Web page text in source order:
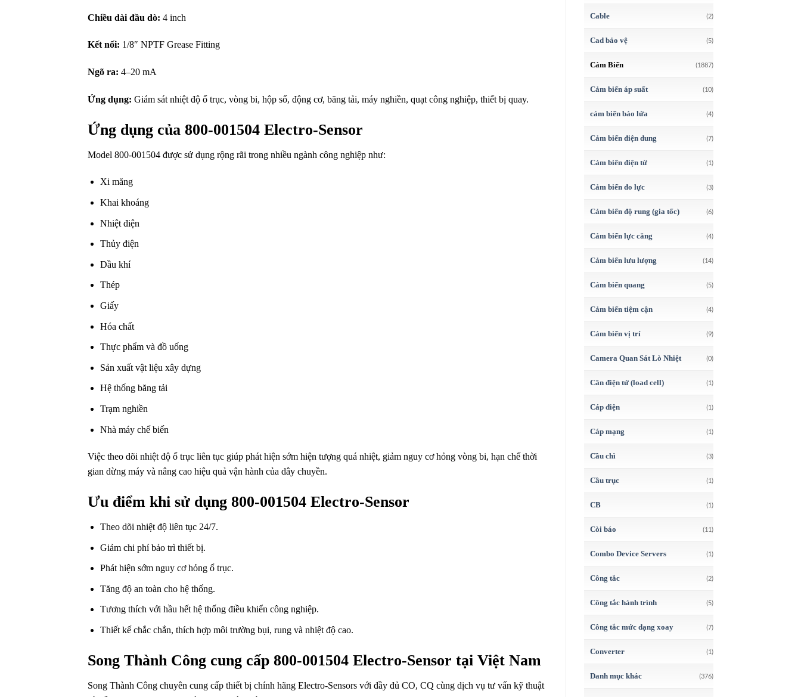
Cable (2)
Cad bảo vệ (5)
Cảm Biến (1887)
Cảm biến áp suất (10)
cảm biến báo lửa (4)
Cảm biến điện dung (7)
Cảm biến điện từ (1)
Cảm biến đo lực (3)
Cảm biến độ rung (gia tốc) (6)
Cảm biến lực căng (4)
Cảm biến lưu lượng (14)
Cảm biến quang (5)
Cảm biến tiệm cận (4)
Cảm biến vị trí (9)
Camera Quan Sát Lò Nhiệt (0)
Cân điện tử (load cell) (1)
Cáp điện (1)
Cáp mạng (1)
Cầu chì (3)
Cầu trục (1)
CB (1)
Còi báo (11)
Combo Device Servers (1)
Công tắc (2)
Công tắc hành trình (5)
Công tắc mức dạng xoay (7)
Converter (1)
Danh mục khác (376)
Chiều dài đầu dò: 4 inch
Kết nối: 1/8″ NPTF Grease Fitting
Ngõ ra: 4–20 mA
Ứng dụng: Giám sát nhiệt độ ổ trục, vòng bi, hộp số, động cơ, băng tải, máy nghiền, quạt công nghiệp, thiết bị quay.
Ứng dụng của 800-001504 Electro-Sensor
Model 800-001504 được sử dụng rộng rãi trong nhiều ngành công nghiệp như:
Xi măng
Khai khoáng
Nhiệt điện
Thủy điện
Dầu khí
Thép
Giấy
Hóa chất
Thực phẩm và đồ uống
Sản xuất vật liệu xây dựng
Hệ thống băng tải
Trạm nghiền
Nhà máy chế biến
Việc theo dõi nhiệt độ ổ trục liên tục giúp phát hiện sớm hiện tượng quá nhiệt, giảm nguy cơ hỏng vòng bi, hạn chế thời
gian dừng máy và nâng cao hiệu quả vận hành của dây chuyền.
Ưu điểm khi sử dụng 800-001504 Electro-Sensor
Theo dõi nhiệt độ liên tục 24/7.
Giảm chi phí bảo trì thiết bị.
Phát hiện sớm nguy cơ hỏng ổ trục.
Tăng độ an toàn cho hệ thống.
Tương thích với hầu hết hệ thống điều khiển công nghiệp.
Thiết kế chắc chắn, thích hợp môi trường bụi, rung và nhiệt độ cao.
Song Thành Công cung cấp 800-001504 Electro-Sensor tại Việt Nam
Song Thành Công chuyên cung cấp thiết bị chính hãng Electro-Sensors với đầy đủ CO, CQ cùng dịch vụ tư vấn kỹ thuật